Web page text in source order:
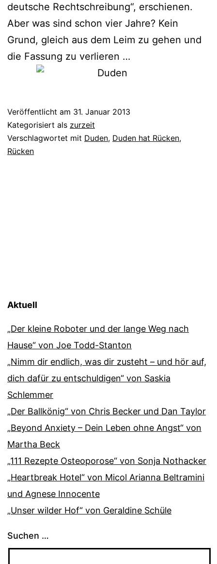
deut­sche Rechtschreibung“, erschie­nen.
Aber was sind schon vier Jahre? Kein
Grund, gleich aus dem Leim zu gehen und
die Fassung zu verlieren …
Veröffentlicht am 31. Januar 2013
Kategorisiert als zurzeit
Verschlagwortet mit Duden, Duden hat Rücken,
Rücken
Aktuell
„Der kleine Roboter und der lange Weg nach
Hause“ von Joe Todd-Stanton
„Nimm dir endlich, was dir zusteht – und hör auf,
dich dafür zu entschuldigen“ von Saskia
Schlemmer
„Der Ballkönig“ von Chris Becker und Dan Taylor
„Beyond Anxiety – Dein Leben ohne Angst“ von
Martha Beck
„111 Rezepte Osteoporose“ von Sonja Nothacker
„Heartbreak Hotel“ von Micol Arianna Beltramini
und Agnese Innocente
„Unser wilder Hof“ von Geraldine Schüle
Suchen …